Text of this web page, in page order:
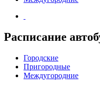
Расписание
Городские
Пригородные
Междугородние